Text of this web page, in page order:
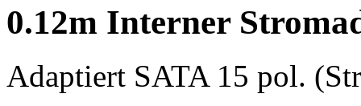
0.12m Interner
Adaptiert SATA 15 pol.